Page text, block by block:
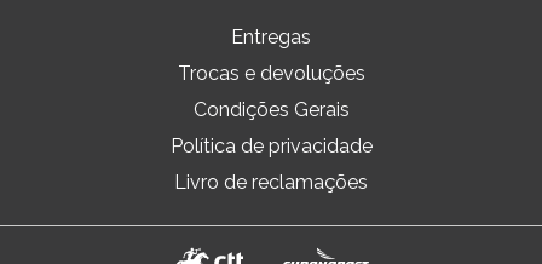
Entregas
Trocas e devoluções
Condições Gerais
Política de privacidade
Livro de reclamações